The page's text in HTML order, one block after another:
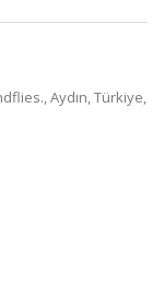
Aydın, Türkiye,